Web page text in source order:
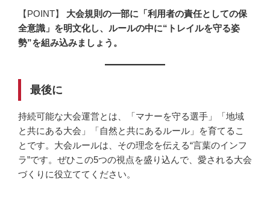
【POINT】 大会規則の一部に「利用者の責任としての保
全意識」を明文化し、ルールの中に“トレイルを守る姿
勢”を組み込みましょう。
最後に
持続可能な大会運営とは、「マナーを守る選手」「地域
と共にある大会」「自然と共にあるルール」を育てるこ
とです。大会ルールは、その理念を伝える“言葉のインフ
ラ”です。ぜひこの5つの視点を盛り込んで、愛される大会
づくりに役立ててください。